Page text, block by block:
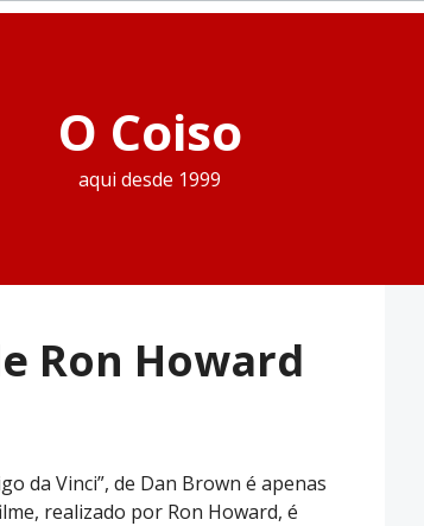
O Coiso
aqui desde 1999
Ron Howard
da Vinci”, de Dan Brown é apenas
realizado por Ron Howard, é